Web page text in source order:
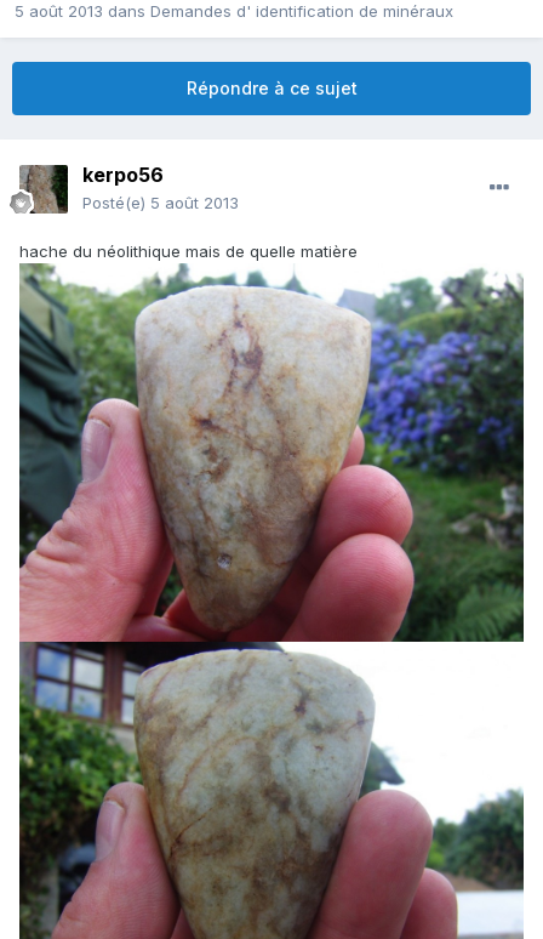
5 août 2013 dans Demandes d' identification de minéraux
Répondre à ce sujet
kerpo56
Posté(e) 5 août 2013
hache du néolithique mais de quelle matière